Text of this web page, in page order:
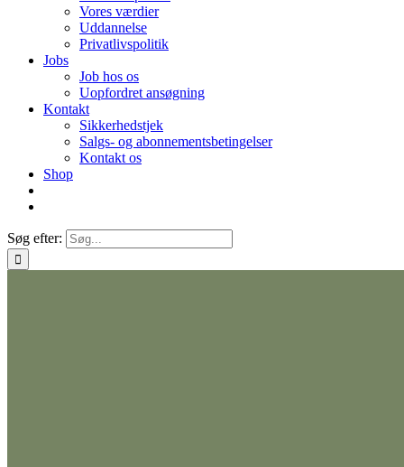
Vores værdier
Uddannelse
Privatlivspolitik
Jobs
Job hos os
Uopfordret ansøgning
Kontakt
Sikkerhedstjek
Salgs- og abonnementsbetingelser
Kontakt os
Shop
Søg efter: